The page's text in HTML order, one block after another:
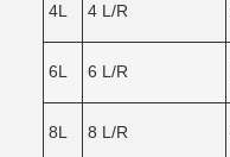
4L 4 L/R
6L 6 L/R
8L 8 L/R